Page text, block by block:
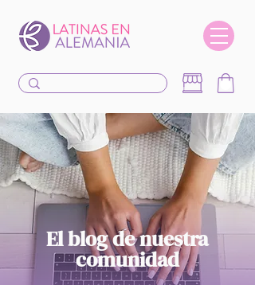
El blog de nuestra
comunidad